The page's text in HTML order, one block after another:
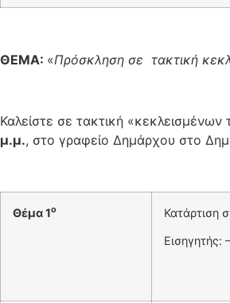
ΘΕΜΑ: «Πρόσκληση σε τακτική
Καλείστε σε τακτική
μ.μ., στο γραφείο Δημάρχου στο
Θέμα 1ο Κατάρτιση
Εισηγητής: